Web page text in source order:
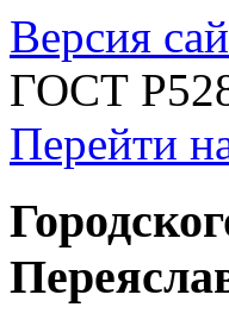
Версия
ГОСТ
Перейти